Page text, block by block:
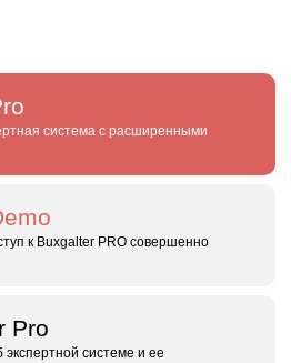
система с расширенными
к Buxgalter PRO совершенно
Pro
системе и ее